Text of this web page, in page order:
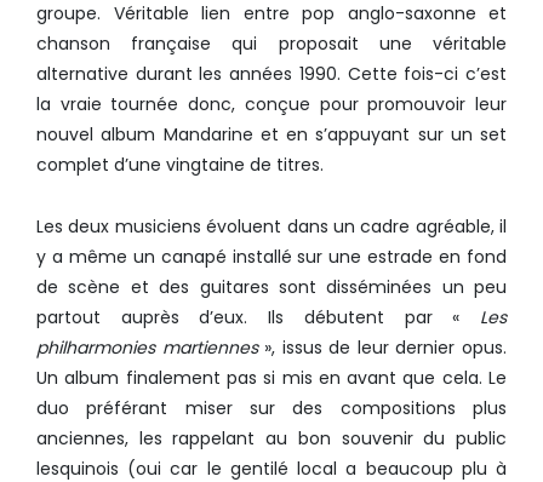
groupe. Véritable lien entre pop anglo-saxonne et
chanson française qui proposait une véritable
alternative durant les années 1990. Cette fois-ci c’est
la vraie tournée donc, conçue pour promouvoir leur
nouvel album Mandarine et en s’appuyant sur un set
complet d’une vingtaine de titres.
Les deux musiciens évoluent dans un cadre agréable, il
y a même un canapé installé sur une estrade en fond
de scène et des guitares sont disséminées un peu
partout auprès d’eux. Ils débutent par « Les
philharmonies martiennes», issus de leur dernier opus.
Un album finalement pas si mis en avant que cela. Le
duo préférant miser sur des compositions plus
anciennes, les rappelant au bon souvenir du public
lesquinois (oui car le gentilé local a beaucoup plu à